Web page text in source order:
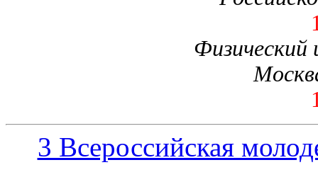
3 Всероссийская